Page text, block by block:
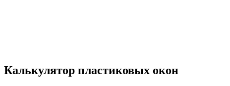
Калькулятор пластиковых окон